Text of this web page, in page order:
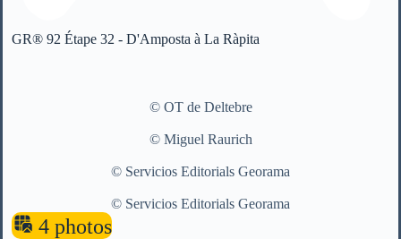
GR® 92 Étape 32 - D'Amposta à La Ràpita
©OT de Deltebre
©Miguel Raurich
© Servicios Editorials Georama
© Servicios Editorials Georama
4 photos